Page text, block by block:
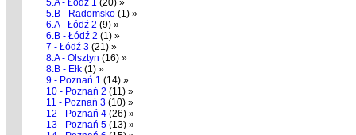
5.A - Łódź 1 (20) »
5.B - Radomsko (1) »
6.A - Łódź 2 (9) »
6.B - Łódź 2 (1) »
7 - Łódź 3 (21) »
8.A - Olsztyn (16) »
8.B - Ełk (1) »
9 - Poznań 1 (14) »
10 - Poznań 2 (11) »
11 - Poznań 3 (10) »
12 - Poznań 4 (26) »
13 - Poznań 5 (13) »